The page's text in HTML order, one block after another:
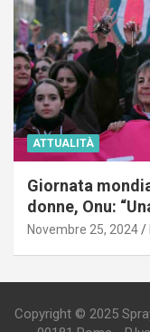
ATTUALITÀ
Giornata
donne, Onu:
Novembre 25, 2024
Copyright © 2025